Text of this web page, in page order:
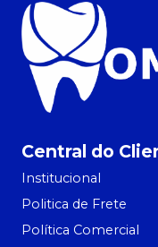
Central do
Institucional
Politica de Frete
Política Comercial